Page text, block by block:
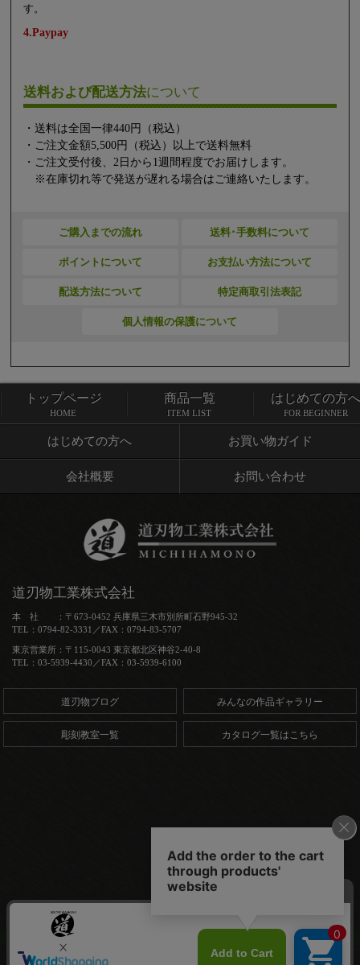
す。
4.Paypay
送料および配送方法について
・送料は全国一律440円（税込）
・ご注文金額5,500円（税込）以上で送料無料
・ご注文受付後、2日から1週間程度でお届けします。
※在庫切れ等で発送が遅れる場合はご連絡いたします。
ご購入までの流れ 送料･手数料について
ポイントについて お支払い方法について
配送方法について 特定商取引法表記
個人情報の保護について
トップページ 商品一覧
はじめての方へ お買い物ガイド
会社概要 お問い合わせ
トップページ
HOME
商品一覧
ITEM LIST
はじめての方へ
FOR BEGINNER
道刃物工業株式会社
本 社 ：〒673-0452 兵庫県三木市別所町石野945-32
TEL：0794-82-3331／FAX：0794-83-5707
東京営業所：〒115-0043 東京都北区神谷2-40-8
TEL：03-5939-4430／FAX：03-5939-6100
道刃物ブログ みんなの作品ギャラリー
彫刻教室一覧 カタログ一覧はこちら
Copyright (C) 道刃物工業株式会社. All Rights Reserved.